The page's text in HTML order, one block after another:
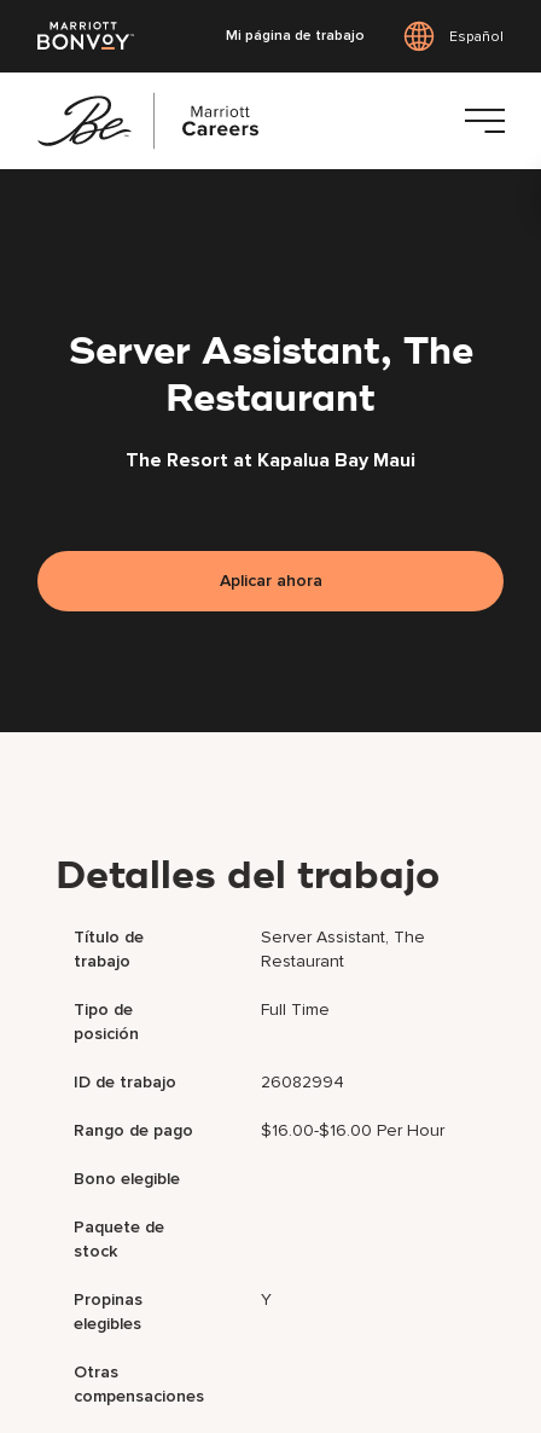
Mi página de trabajo Español
Server Assistant, The
Restaurant
The Resort at Kapalua Bay Maui
Aplicar ahora
Detalles del trabajo
Título de
trabajo
Server Assistant, The
Restaurant
Tipo de
posición
Full Time
ID de trabajo 26082994
Rango de pago $16.00-$16.00 Per Hour
Bono elegible
Paquete de
stock
Propinas
elegibles
Y
Otras
compensaciones